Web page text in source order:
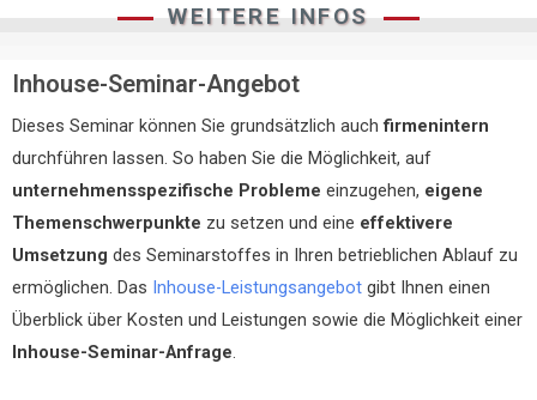
WEITERE INFOS
Inhouse-Seminar-Angebot
Dieses Seminar können Sie grundsätzlich auchfirmenintern
durchführen lassen. So haben Sie die Möglichkeit, auf
unternehmensspezifische Probleme einzugehen, eigene
Themenschwerpunkte zu setzen und eine effektivere
Umsetzung des Seminarstoffes in Ihren betrieblichen Ablauf zu
ermöglichen. Das Inhouse-Leistungsangebot gibt Ihnen einen
Überblick über Kosten und Leistungen sowie die Möglichkeit einer
Inhouse-Seminar-Anfrage.